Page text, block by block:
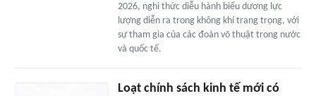
2026, nghi thức diễu hành biểu dương lực
lượng diễn ra trong không khí trang trọng, với
sự tham gia của các đoàn võ thuật trong nước
và quốc tế.
Loạt chính sách kinh tế mới có